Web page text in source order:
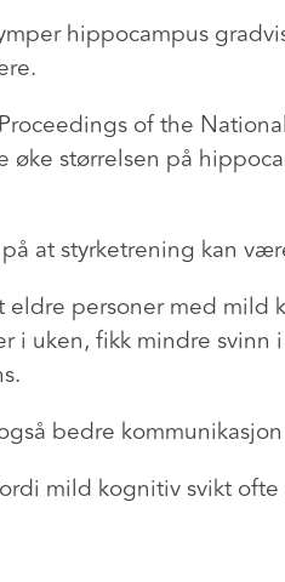
hippocampus
of the
øke størrelsen på
at styrketrening kan
eldre personer med
i uken, fikk mindre
bedre
mild kognitiv svikt